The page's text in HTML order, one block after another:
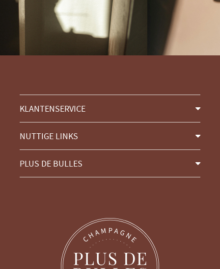
KLANTENSERVICE
NUTTIGE LINKS
PLUS DE BULLES